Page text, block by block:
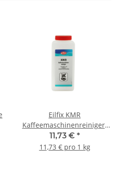
Eilfix KMR
Kaffeemaschinenreiniger-
Pulver 1 kg/Dose
11,73 € *
11,73 € pro 1 kg